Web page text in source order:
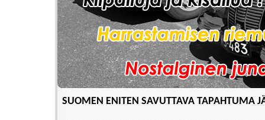
SUOMEN ENITEN SAVUTTAVA TAPAHTUMA